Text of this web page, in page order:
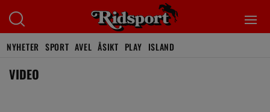
NYHETER SPORT AVEL ÅSIKT PLAY ISLAND
VIDEO